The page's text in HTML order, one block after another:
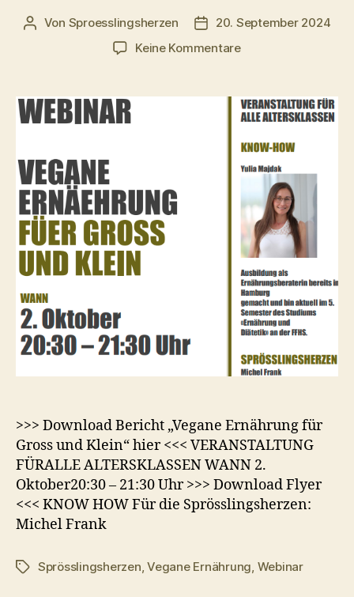
Beitragsautor
Von Sproesslingsherzen Veröffentlichungsdatum
20. September 2024
Keine Kommentarezu
ERNÄEHRUNG
FÜER
UND
KLEIN
>>> Download Bericht „Vegane Ernährung für
Gross und Klein“ hier <<< VERANSTALTUNG
FÜRALLE ALTERSKLASSEN WANN 2.
Oktober20:30 – 21:30 Uhr >>> Download Flyer
<<< KNOW HOW Für die Sprösslingsherzen:
Michel Frank
Schlagwörter
Sprösslingsherzen,Vegane Ernährung, Webinar